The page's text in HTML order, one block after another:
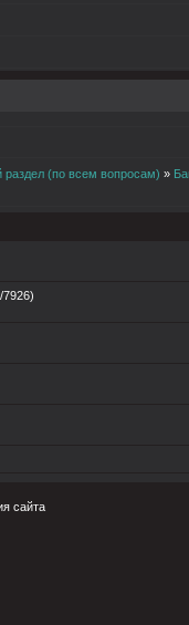
раздел (по всем вопросам) »
/7926)
сайта